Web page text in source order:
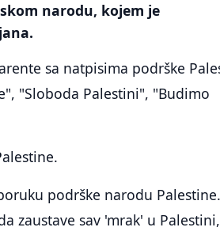
narodu, kojem je
sa natpisima podrške
"Sloboda Palestini", "Budimo
podrške narodu Palestine.
zaustave sav 'mrak' u